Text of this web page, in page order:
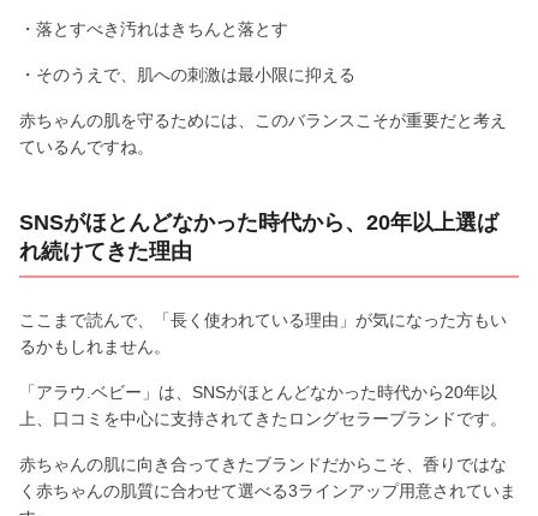
・落とすべき汚れはきちんと落とす
・そのうえで、肌への刺激は最小限に抑える
赤ちゃんの肌を守るためには、このバランスこそが重要だと考え
ているんですね。
SNSがほとんどなかった時代から、20年以上選ば
れ続けてきた理由
ここまで読んで、「長く使われている理由」が気になった方もい
るかもしれません。
「アラウ.ベビー」は、SNSがほとんどなかった時代から20年以
上、口コミを中心に支持されてきたロングセラーブランドです。
赤ちゃんの肌に向き合ってきたブランドだからこそ、香りではな
く赤ちゃんの肌質に合わせて選べる3ラインアップ用意されていま